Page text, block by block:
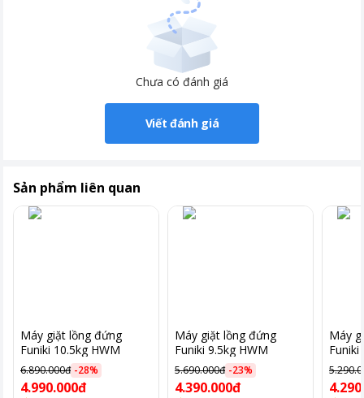
Chưa có đánh giá
Viết đánh giá
Sản phẩm liên quan
Máy giặt lồng đứng
Funiki 10.5kg HWM
T6105ABG
6.890.000đ -28%
4.990.000đ
Máy giặt lồng đứng
Funiki 9.5kg HWM
T695ABG
5.690.000đ -23%
4.390.000đ
Máy
Funiki